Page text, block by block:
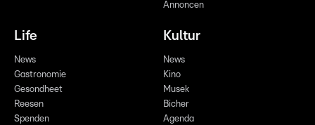
Annoncen
Life
News
Gastronomie
Gesondheet
Reesen
Spenden
Kultur
News
Kino
Musek
Bicher
Agenda